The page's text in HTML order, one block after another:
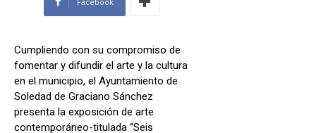
Cumpliendo con su compromiso de
fomentar y difundir el arte y la cultura
en el municipio, el Ayuntamiento de
Soledad de Graciano Sánchez
presenta la exposición de arte
contemporáneo-titulada “Seis